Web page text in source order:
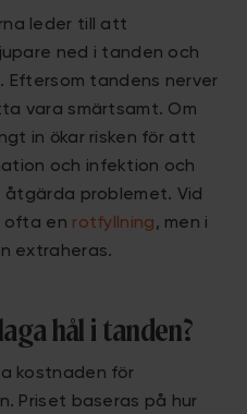
leder till att
ned i tanden och
Eftersom tandens nerver
vara smärtsamt. Om
in ökar risken för att
och infektion och
problemet. Vid
ofta en rotfyllning, men i
extraheras.
hål i tanden?
kostnaden för
Priset baseras på hur